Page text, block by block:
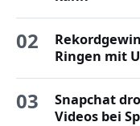
02
Ringen mit
03
Snapchat
Videos bei